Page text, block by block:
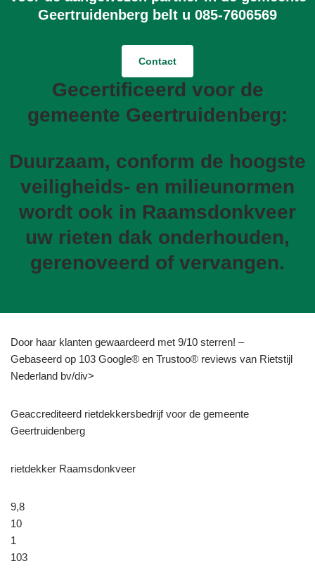
Geertruidenberg belt u 085-7606569
Contact
Gecertificeerd voor de
gemeente Geertruidenberg:
Duurzaam, conform de hoogste
veiligheids- en milieunormen
wordt ook in Raamsdonkveer
uw rieten dak onderhouden,
gerenoveerd of vervangen.
Door haar klanten gewaardeerd met 9/10 sterren! –
Gebaseerd op 103 Google® en Trustoo® reviews van Rietstijl
Nederland bv/div>
Geaccrediteerd rietdekkersbedrijf voor de gemeente
Geertruidenberg
rietdekker Raamsdonkveer
9,8
10
1
103